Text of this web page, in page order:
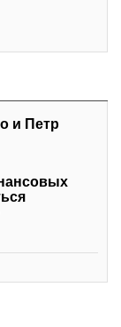
и Петр